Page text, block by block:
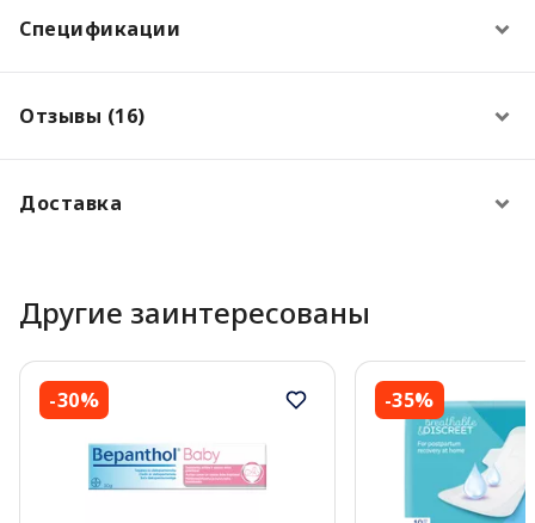
Спецификации
Отзывы (16)
Доставка
Другие заинтересованы
-30% -35%